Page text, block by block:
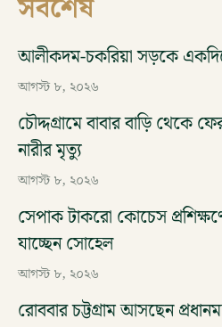
সর্বশেষ
আলীকদম-চকরিয়া সড়কে
আগস্ট ৮, ২০২৬
চৌদ্দগ্রামে বাবার বাড়ি থেকে
নারীর মৃত্যু
আগস্ট ৮, ২০২৬
সেপাক টাকরো কোচেস
যাচ্ছেন সোহেল
আগস্ট ৮, ২০২৬
রোববার চট্টগ্রাম আসছেন